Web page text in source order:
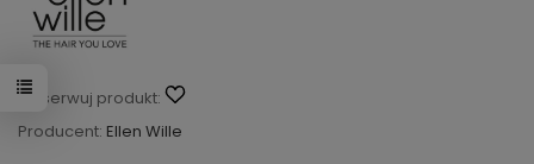
Obserwuj produkt:
Producent: Ellen Wille